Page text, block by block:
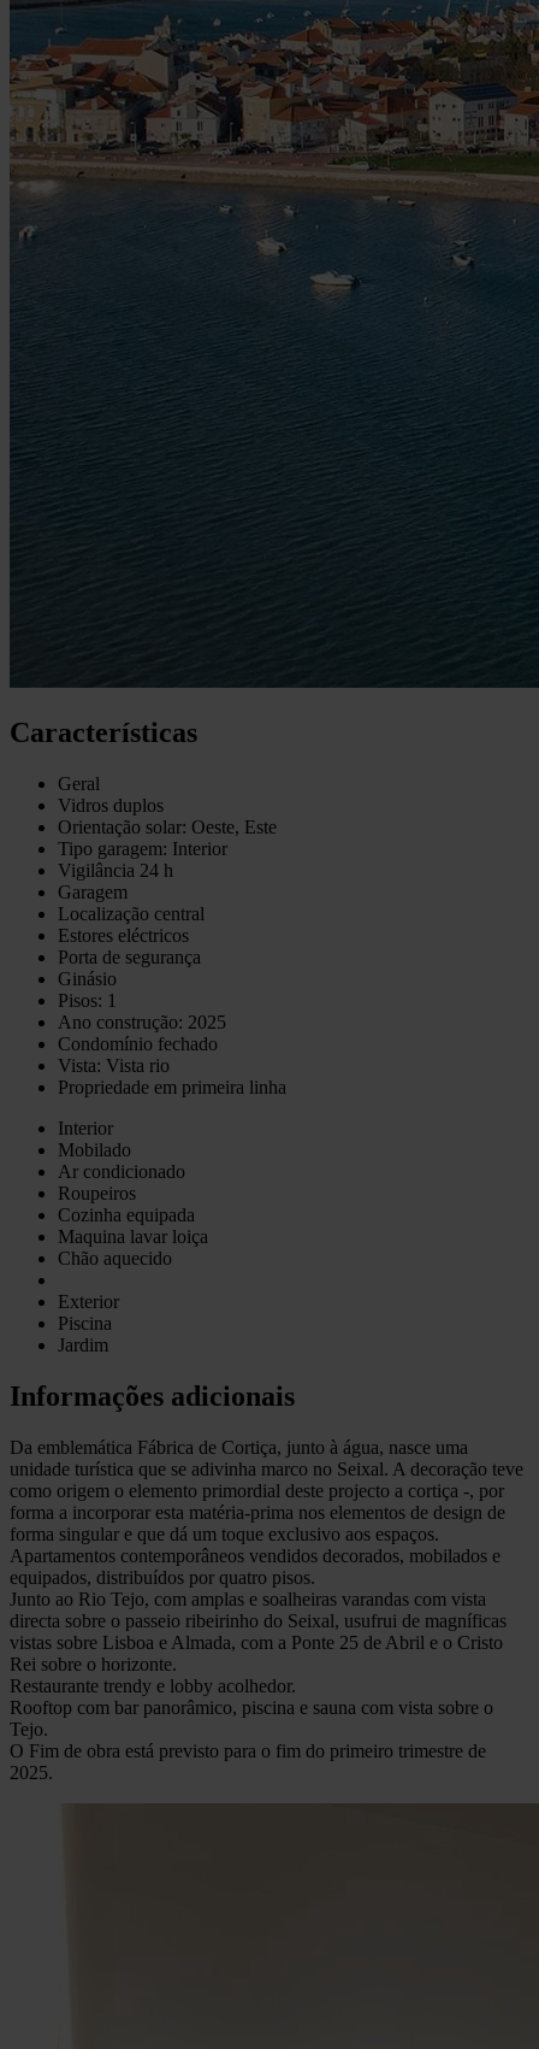
Características
Geral
Vidros duplos
Orientação solar: Oeste, Este
Tipo garagem: Interior
Vigilância 24 h
Garagem
Localização central
Estores eléctricos
Porta de segurança
Ginásio
Pisos: 1
Ano construção: 2025
Condomínio fechado
Vista: Vista rio
Propriedade em primeira linha
Interior
Mobilado
Ar condicionado
Roupeiros
Cozinha equipada
Maquina lavar loiça
Chão aquecido
Exterior
Piscina
Jardim
Informações adicionais
Da emblemática Fábrica de Cortiça, junto à água, nasce uma
unidade turística que se adivinha marco no Seixal. A decoração teve
como origem o elemento primordial deste projecto a cortiça -, por
forma a incorporar esta matéria-prima nos elementos de design de
forma singular e que dá um toque exclusivo aos espaços.
Apartamentos contemporâneos vendidos decorados, mobilados e
equipados, distribuídos por quatro pisos.
Junto ao Rio Tejo, com amplas e soalheiras varandas com vista
directa sobre o passeio ribeirinho do Seixal, usufrui de magníficas
vistas sobre Lisboa e Almada, com a Ponte 25 de Abril e o Cristo
Rei sobre o horizonte.
Restaurante trendy e lobby acolhedor.
Rooftop com bar panorâmico, piscina e sauna com vista sobre o
Tejo.
O Fim de obra está previsto para o fim do primeiro trimestre de
2025.